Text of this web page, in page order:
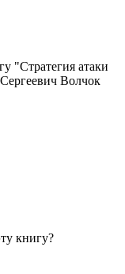
"Стратегия атаки
Волчок
книгу?